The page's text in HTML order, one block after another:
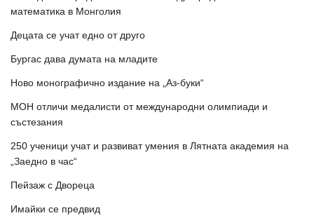
математика в Монголия
Децата се учат едно от друго
Бургас дава думата на младите
Ново монографично издание на „Аз-буки“
МОН отличи медалисти от международни олимпиади и
състезания
250 ученици учат и развиват умения в Лятната академия на
„Заедно в час“
Пейзаж с Двореца
Имайки се предвид